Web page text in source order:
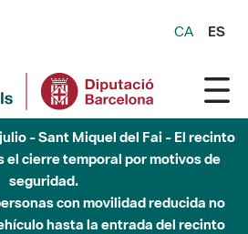
CA ES
- Sant Miquel del Fai - El recinto
el cierre temporal por motivos de
seguridad.
con movilidad reducida no
hasta la entrada del recinto